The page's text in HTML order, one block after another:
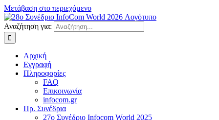
Μετάβαση στο περιεχόμενο
Αναζήτηση για:
Αρχική
Εγγραφή
Πληροφορίες
FAQ
Επικοινωνία
infocom.gr
Πρ. Συνέδρια
27o Συνέδριο Infocom World 2025